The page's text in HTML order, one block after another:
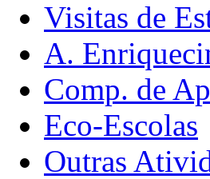
Visitas de
A.
Comp. de
Eco-Escolas
Outras